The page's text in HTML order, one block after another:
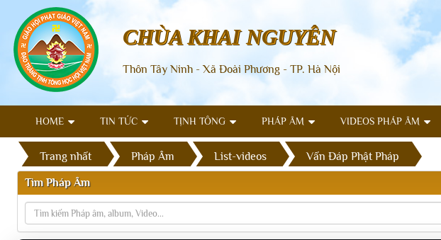
CHÙA KHAI NGUYÊN
Thôn Tây Ninh - Xã Đoài Phương - TP. Hà Nội
HOME TIN TỨC TỊNH TÔNG PHÁP ÂM VIDEOS PHÁP ÂM
Trang nhất Pháp Âm List-videos Vấn Đáp Phật Pháp
Tìm Pháp Âm